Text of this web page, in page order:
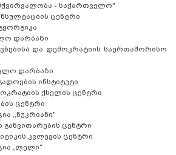
- საქართველო"
ცენტრი
დარბაზი
და დემოკრატიის საერთაშორისო
დარბაზი
ინსტიტუტი
ქსელის ცენტრი
ცენტრი
,,ნუკრიანი"
ცენტრი
კვლევის ცენტრი
„ლელი“